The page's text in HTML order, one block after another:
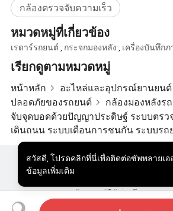
การควบคุมคุณภาพ
โรงงานผลิตขนาด 2300 ตารางเมตรสา
ผลิตได้ 8 สายสำหรับการประกอบเครื่อง ,
LED\Electric Fence \Cables โรงงานผ
เมตรซึ่งสามารถรองรับเครื่องจักรระบบ
ปลอก PET ได้ 24 เครื่องหล่อแบบฉีด 4 เ
เคเบิลและสายแปรรูปลวด 2 สาย , ปลอก
สายเคเบิลสำหรับการผลิตสายเคเบิลที่แ
พื้นที่เก็บของขนาด 1500 ตารางเมตรส
การหมุนเวียนของวัสดุและผลิตภัณฑ์
ห้องแล็บขนาด 500 ตารางเมตรสำหรั
ขาเข้าการควบคุมคุณภาพขาออกและอุ
เกี่ยวข้อง เครื่องกำเนิดไฟฟ้าแรงดันไฟ
ล็อก \DC โหลดอิเล็กทรอนิกส์ \ เครื่อง
เครื่องทดสอบอุณหภูมิสูงและต่ำ \ สโค
กล้องตรวจจับความเร็ว
หมวดหมู่ที่เกี่ยวข้อง
เรดาร์รถยนต์ , กระจกมองหลัง , เครื่องบันทึก
เรียกดูตามหมวดหมู่
หน้าหลัก อะไหล่และอุปกรณ์ยานยนต์
ปลอดภัยของรถยนต์
กล้องมองหลังร
จับจุดบอดด้วยปัญญาประดิษฐ์ ระบบตร
เดินถนน ระบบเตือนการชนกัน ระบบรถ
สวัสดี,โปรดคลิกที่นี่เพื่อติดต่อซัพพลายเอ
ข้อมูลเพิ่มเติม
ผลิตภัณฑ์ยอดนิยม สินค้ายอดนิยม ราคา
ซองจดหมาย
ข้อตกลงผู้ใช้ นโยบายคว